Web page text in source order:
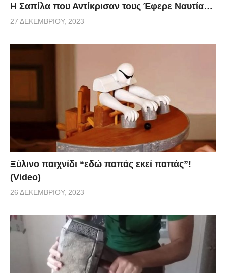
Η Σαπίλα που Αντίκρισαν τους Έφερε Ναυτία…
27 ΔΕΚΕΜΒΡΊΟΥ, 2023
Ξύλινο παιχνίδι “εδώ παπάς εκεί παπάς”!
(Video)
26 ΔΕΚΕΜΒΡΊΟΥ, 2023